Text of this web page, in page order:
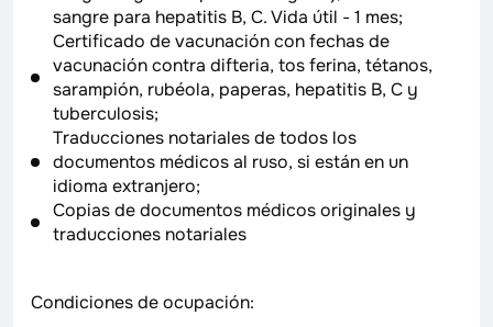
sangre para hepatitis B, C. Vida útil - 1 mes;
Certificado de vacunación con fechas de
vacunación contra difteria, tos ferina, tétanos,
sarampión, rubéola, paperas, hepatitis B, C y
tuberculosis;
Traducciones notariales de todos los
documentos médicos al ruso, si están en un
idioma extranjero;
Copias de documentos médicos originales y
traducciones notariales
Condiciones de ocupación: